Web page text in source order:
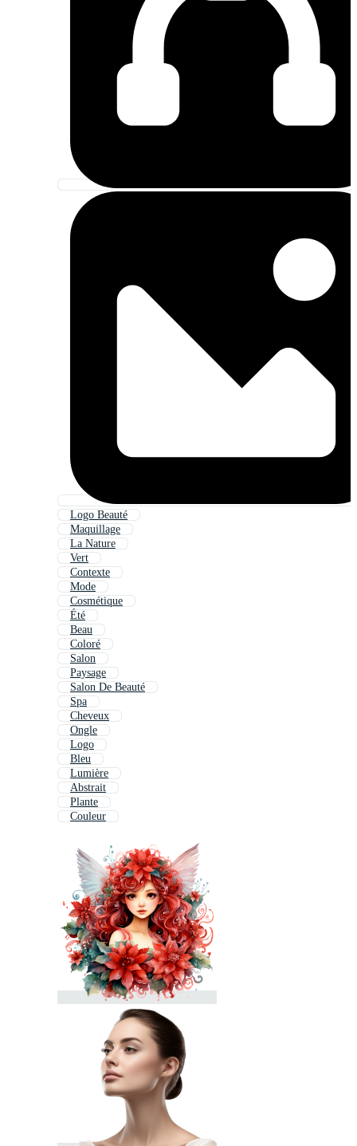
Logo Beauté
Maquillage
La Nature
Vert
Contexte
Mode
Cosmétique
Été
Beau
Coloré
Salon
Paysage
Salon De Beauté
Spa
Cheveux
Ongle
Logo
Bleu
Lumière
Abstrait
Plante
Couleur